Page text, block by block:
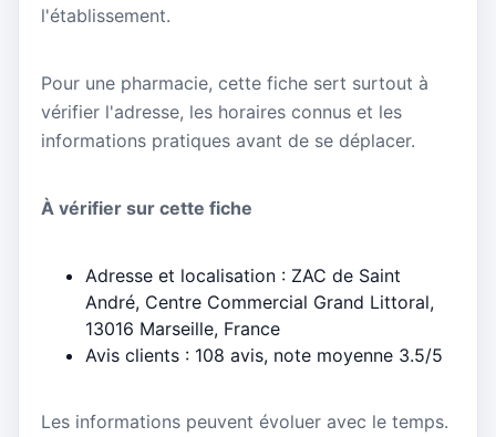
l'établissement.
Pour une pharmacie, cette fiche sert surtout à
vérifier l'adresse, les horaires connus et les
informations pratiques avant de se déplacer.
À vérifier sur cette fiche
Adresse et localisation : ZAC de Saint
André, Centre Commercial Grand Littoral,
13016 Marseille, France
Avis clients : 108 avis, note moyenne 3.5/5
Les informations peuvent évoluer avec le temps.